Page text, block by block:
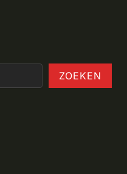
ZOEKEN